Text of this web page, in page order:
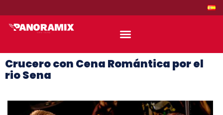
Crucero con Cena Romántica por el
rio Sena